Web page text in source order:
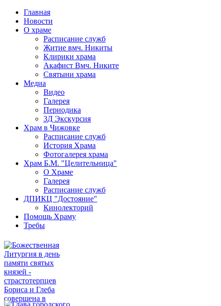
Главная
Новости
О храме
Расписание служб
Житие вмч. Никиты
Клирики храма
Акафист Вмч. Никите
Святыни храма
Медиа
Видео
Галерея
Периодика
3Д Экскурсия
Храм в Чижовке
Расписание служб
История Храма
Фотогалерея храма
Храм Б.М. "Целительница"
О Храме
Галерея
Расписание служб
ДПИКЦ "Достояние"
Кинолекторий
Помощь Храму
Требы